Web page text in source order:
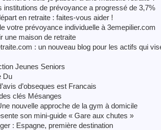
institutions de prévoyance a progressé de 3,7%
en retraite : faites-vous aider !
votre prévoyance individuelle à 3emepilier.com
une maison de retraite
: un nouveau blog pour les actifs qui
Jeunes Seniors
Du
d’obseques est Francais
clés Mésanges
nouvelle approche de la gym à domicile
son mini-guide « Gare aux chutes »
: Espagne, première destination